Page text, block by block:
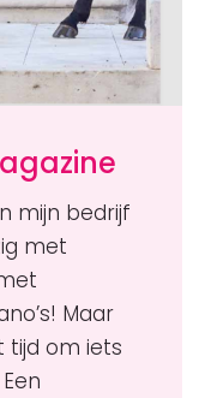
mijn bedrijf
met
Maar
tijd om iets